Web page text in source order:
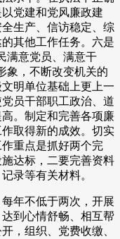
党建和党风廉政建
生产、信访稳定、综
其他工作任务。六是
满意党员、满意干
象，不断改变机关的
明单位基础上更上一
员干部职工政治、道
。制定和完善各项廉
取得新的成效。切实
重点是抓好两个完
达标，二要完善资料
录等有关材料。
年不低于两次，开展
到心情舒畅、相互帮
，组织、党费收缴、